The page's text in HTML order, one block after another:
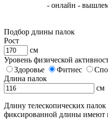
- онлайн - вышлем
Подбор длины палок
Рост
см
Уровень физической
Здоровье
Фитнес
Длина палок
см
Длину телескопических
фиксированной длины имеют